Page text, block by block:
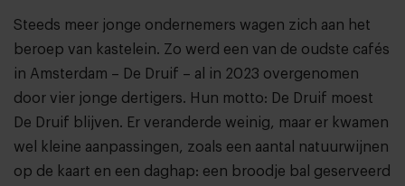
Steeds meer jonge ondernemers wagen zich aan het
beroep van kastelein. Zo werd een van de oudste cafés
in Amsterdam – De Druif – al in 2023 overgenomen
door vier jonge dertigers. Hun motto: De Druif moest
De Druif blijven. Er veranderde weinig, maar er kwamen
wel kleine aanpassingen, zoals een aantal natuurwijnen
op de kaart en een daghap: een broodje bal geserveerd